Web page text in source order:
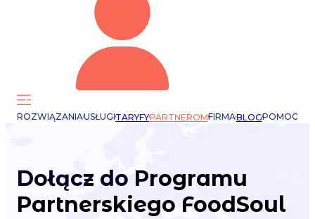
ROZWIĄZANIAUSŁUGITARYFYPARTNEROMFIRMABLOGPOMOC
Dołącz do Programu
Partnerskiego FoodSoul